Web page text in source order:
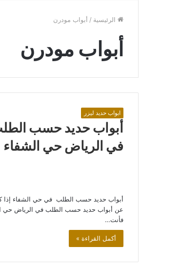
الرئيسية / أبواب مودرن
أبواب مودرن
ابواب حديد ليزر
أبواب حديد حسب
في الرياض حي الشفاء
أبواب حديد حسب الطلب في حي الشفاء إذا
عن أبواب حديد حسب الطلب في الرياض حي
فأنت…
أكمل القراءة »